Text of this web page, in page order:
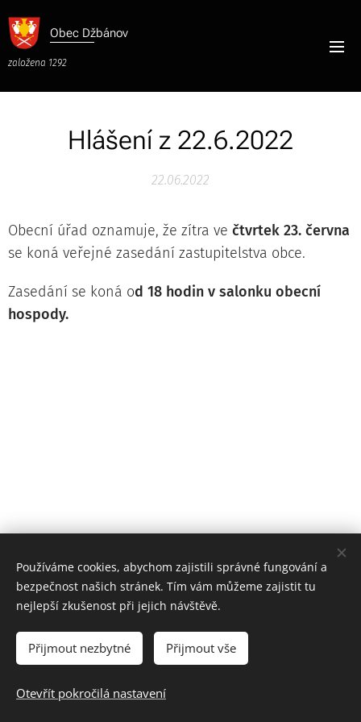
Obec Džbánov
založena 1292
Hlášení z 22.6.2022
22.06.2022
Obecní úřad oznamuje, že zítra ve čtvrtek 23. června
se koná veřejné zasedání zastupitelstva obce.
Zasedání se koná od 18 hodin v salonku obecní
hospody.
Vytvořeno službou
Používáme cookies, abychom zajistili správné fungování a
bezpečnost našich stránek. Tím vám můžeme zajistit tu
nejlepší zkušenost při jejich návštěvě.
Přijmout nezbytné Přijmout vše
Otevřít pokročilá nastavení